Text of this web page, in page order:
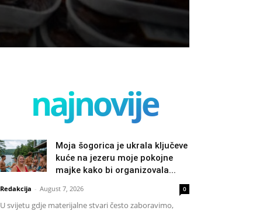
najnovije
Moja šogorica je ukrala ključeve
kuće na jezeru moje pokojne
majke kako bi organizovala...
Redakcija - August 7, 2026 0
U svijetu gdje materijalne stvari često zaboravimo,